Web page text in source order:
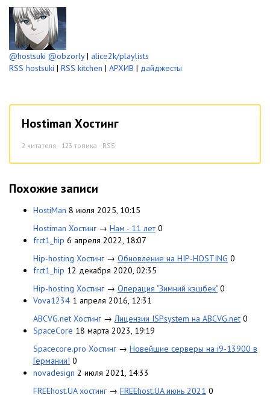
@hostsuki @obzorly| alice2k/playlists
RSS hostsuki | RSS kitchen | АРХИВ | дайджесты
Hostiman Хостинг
2 читателя · 123 топика · RSS
Похожие записи
HostiMan 8 июля 2025, 10:15
Hostiman Хостинг → Нам - 11 лет 0
frct1_hip 6 апреля 2022, 18:07
Hip-hosting Хостинг → Обновление на HIP-HOSTING 0
frct1_hip 12 декабря 2020, 02:35
Hip-hosting Хостинг → Операция "Зимний кэшбек" 0
Vova1234 1 апреля 2016, 12:31
ABCVG.net Хостинг →Лицензии ISPsystem на ABCVG.net 0
SpaceCore 18 марта 2023, 19:19
Spacecore.pro Хостинг → Новейшие серверы на i9-13900 в
Германии! 0
novadesign 2 июля 2021, 14:33
FREEhost.UA хостинг → FREEhost.UA июнь 2021 0